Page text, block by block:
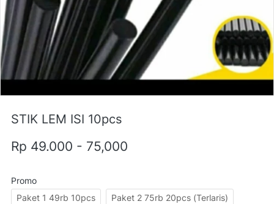
STIK LEM ISI 10pcs
Rp 49.000 - 75,000
Promo
Paket 1 49rb 10pcs
Paket 2 75rb 20pcs (Terlaris)